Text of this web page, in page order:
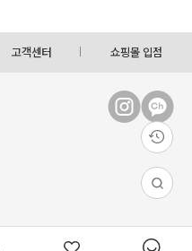
고객센터 쇼핑몰 입점